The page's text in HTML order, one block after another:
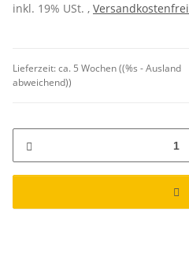
inkl. 19% USt. ,
Lieferzeit:ca. 5 Wochen((%s - Ausland
abweichend))